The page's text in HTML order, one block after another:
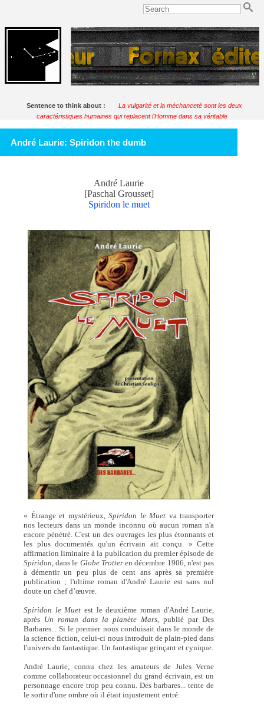
Sentence to think about :
La vulgarité et la méchanceté sont les deux
caractéristiques humaines qui replacent l'Homme dans sa véritable
André Laurie: Spiridon the dumb
André Laurie
[Paschal Grousset]
Spiridon le muet
« Étrange et mystérieux,Spiridon le Muet va transporter
nos lecteurs dans un monde inconnu où aucun roman n'a
encore pénétré. C'est un des ouvrages les plus étonnants et
les plus documentés qu'un écrivain ait conçu. » Cette
affirmation liminaire à la publication du premier épisode de
Spiridon , dans le Globe Trotteren décembre 1906, n'est pas
à démentir un peu plus de cent ans après sa première
publication ; l'ultime roman d'André Laurie est sans nul
doute un chef d’œuvre.
Spiridon le Muet est le deuxième roman d'André Laurie,
après Un roman dans la planète Mars,
publié par Des
Barbares... Si le premier nous conduisait dans le monde de
la science fiction, celui-ci nous introduit de plain-pied dans
l'univers du fantastique. Un fantastique grinçant et cynique.
André Laurie, connu chez les amateurs de Jules Verne
comme collaborateur occasionnel du grand écrivain, est un
personnage encore trop peu connu. Des barbares... tente de
le sortir d'une ombre où il était injustement entré.